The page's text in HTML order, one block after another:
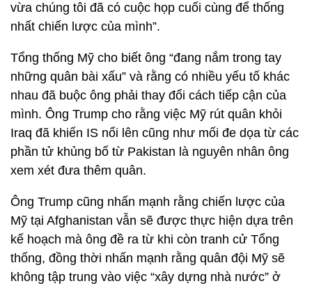
vừa chúng tôi đã có cuộc họp cuối cùng để thống
nhất chiến lược của mình”.
Tổng thống Mỹ cho biết ông “đang nắm trong tay
những quân bài xấu” và rằng có nhiều yếu tố khác
nhau đã buộc ông phải thay đổi cách tiếp cận của
mình. Ông Trump cho rằng việc Mỹ rút quân khỏi
Iraq đã khiến IS nổi lên cũng như mối đe dọa từ các
phần tử khủng bố từ Pakistan là nguyên nhân ông
xem xét đưa thêm quân.
Ông Trump cũng nhấn mạnh rằng chiến lược của
Mỹ tại Afghanistan vẫn sẽ được thực hiện dựa trên
kế hoạch mà ông đề ra từ khi còn tranh cử Tổng
thống, đồng thời nhấn mạnh rằng quân đội Mỹ sẽ
không tập trung vào việc “xây dựng nhà nước” ở